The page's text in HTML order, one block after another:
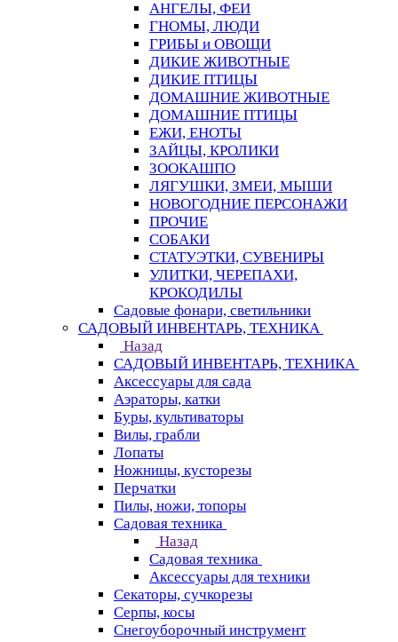
АНГЕЛЫ, ФЕИ
ГНОМЫ, ЛЮДИ
ГРИБЫ и ОВОЩИ
ДИКИЕ ЖИВОТНЫЕ
ДИКИЕ ПТИЦЫ
ДОМАШНИЕ ЖИВОТНЫЕ
ДОМАШНИЕ ПТИЦЫ
ЕЖИ, ЕНОТЫ
ЗАЙЦЫ, КРОЛИКИ
ЗООКАШПО
ЛЯГУШКИ, ЗМЕИ, МЫШИ
НОВОГОДНИЕ ПЕРСОНАЖИ
ПРОЧИЕ
СОБАКИ
СТАТУЭТКИ, СУВЕНИРЫ
УЛИТКИ, ЧЕРЕПАХИ,
КРОКОДИЛЫ
Садовые фонари, светильники
САДОВЫЙ ИНВЕНТАРЬ, ТЕХНИКА
Назад
САДОВЫЙ ИНВЕНТАРЬ, ТЕХНИКА
Аксессуары для сада
Аэраторы, катки
Буры, культиваторы
Вилы, грабли
Лопаты
Ножницы, кусторезы
Перчатки
Пилы, ножи, топоры
Садовая техника
Назад
Садовая техника
Аксессуары для техники
Секаторы, сучкорезы
Серпы, косы
Снегоуборочный инструмент